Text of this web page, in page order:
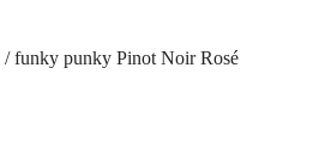
/ funky punky Pinot Noir Rosé